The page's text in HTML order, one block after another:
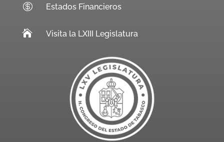
 Estados Financieros
 Visita la LXIII Legislatura